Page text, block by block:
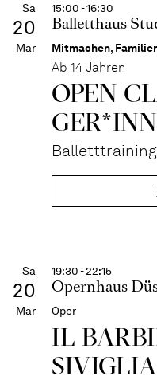
Sa
20
Mär
15:00 - 16:30
Balletthaus
Mitmachen,
Ab 14 Jahren
OPEN
Sa
20
Mär
19:30 - 22:15
Opernhaus
Oper
IL
SIVIGLIA